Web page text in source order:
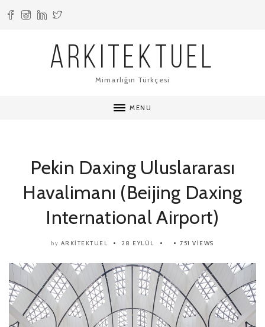
ARKITEKTUEL
Mimarlığın Türkçesi
MENU
Pekin Daxing Uluslararası
Havalimanı (Beijing Daxing
International Airport)
by ARKITEKTUEL 28 EYLÜL 751 VIEWS